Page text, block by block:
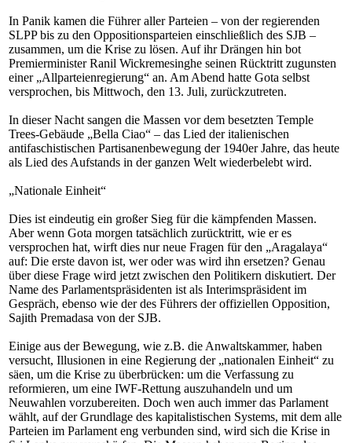
In Panik kamen die Führer aller Parteien – von der regierenden
SLPP bis zu den Oppositionsparteien einschließlich des SJB –
zusammen, um die Krise zu lösen. Auf ihr Drängen hin bot
Premierminister Ranil Wickremesinghe seinen Rücktritt zugunsten
einer „Allparteienregierung“ an. Am Abend hatte Gota selbst
versprochen, bis Mittwoch, den 13. Juli, zurückzutreten.
In dieser Nacht sangen die Massen vor dem besetzten Temple
Trees-Gebäude „Bella Ciao“ – das Lied der italienischen
antifaschistischen Partisanenbewegung der 1940er Jahre, das heute
als Lied des Aufstands in der ganzen Welt wiederbelebt wird.
„Nationale Einheit“
Dies ist eindeutig ein großer Sieg für die kämpfenden Massen.
Aber wenn Gota morgen tatsächlich zurücktritt, wie er es
versprochen hat, wirft dies nur neue Fragen für den „Aragalaya“
auf: Die erste davon ist, wer oder was wird ihn ersetzen? Genau
über diese Frage wird jetzt zwischen den Politikern diskutiert. Der
Name des Parlamentspräsidenten ist als Interimspräsident im
Gespräch, ebenso wie der des Führers der offiziellen Opposition,
Sajith Premadasa von der SJB.
Einige aus der Bewegung, wie z.B. die Anwaltskammer, haben
versucht, Illusionen in eine Regierung der „nationalen Einheit“ zu
säen, um die Krise zu überbrücken: um die Verfassung zu
reformieren, um eine IWF-Rettung auszuhandeln und um
Neuwahlen vorzubereiten. Doch wen auch immer das Parlament
wählt, auf der Grundlage des kapitalistischen Systems, mit dem alle
Parteien im Parlament eng verbunden sind, wird sich die Krise in